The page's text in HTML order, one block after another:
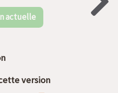
actuelle
version